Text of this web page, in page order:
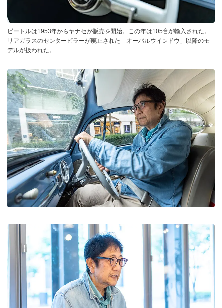
ビートルは1953年からヤナセが販売を開始。この年は105台が輸入された。
リアガラスのセンターピラーが廃止された「オーバルウインドウ」以降のモ
デルが扱われた。